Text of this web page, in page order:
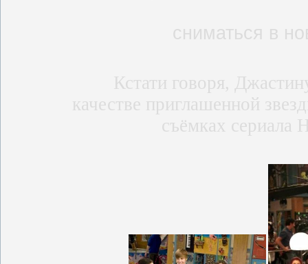
сниматься в
Кстати говоря,
качестве приглашенной
съёмках сериала